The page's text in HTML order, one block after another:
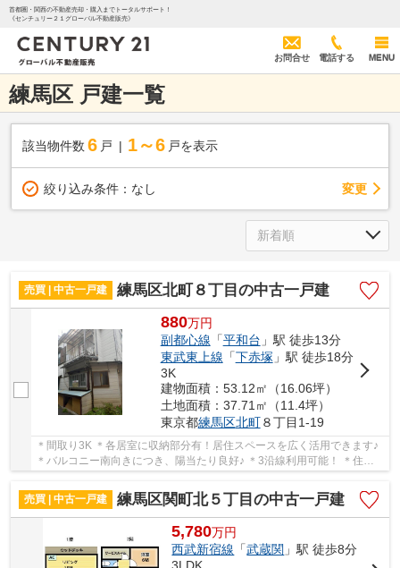
首都圏・関西の不動産売却・購入までトータルサポート！
《センチュリー２１グローバル不動産販売》
お問合せ 電話する MENU
練馬区 戸建一覧
該当物件数 6 戸 1～6 戸を表示
絞り込み条件： なし 変更
売買 | 中古一戸建 練馬区北町８丁目の中古一戸建
880万円
副都心線 「平和台 」駅 徒歩13分
東武東上線 「下赤塚」駅 徒歩18分
3K
建物面積：53.12㎡（16.06坪）
土地面積：37.71㎡（11.4坪）
東京都練馬区北町８丁目1-19
＊間取り3K ＊各居室に収納部分有！居住スペースを広く活用できます♪
＊バルコニー南向きにつき、陽当たり良好♪ ＊3沿線利用可能！ ＊住宅
売買 | 中古一戸建
練馬区関町北５丁目の中古一戸建
5,780万円
西武新宿線 「武蔵関 」駅 徒歩8分